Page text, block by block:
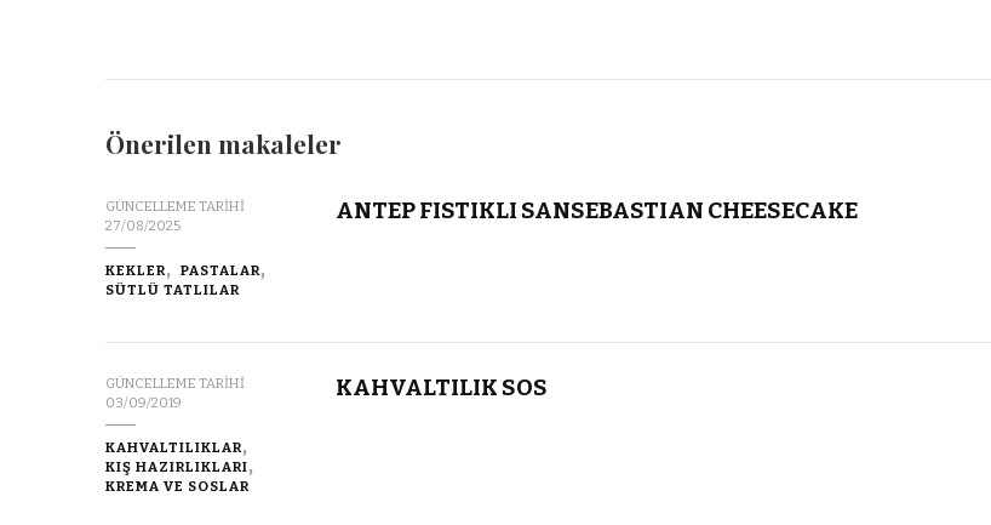
Önerilen makaleler
GÜNCELLEME TARIHI
27/08/2025
KEKLER
PASTALAR
SÜTLÜ TATLILAR
ANTEP FISTIKLI SANSEBASTIAN CHEESECAKE
GÜNCELLEME TARIHI
03/09/2019
KAHVALTILIKLAR
KIŞ HAZIRLIKLARI
KREMA VE SOSLAR
KAHVALTILIK SOS